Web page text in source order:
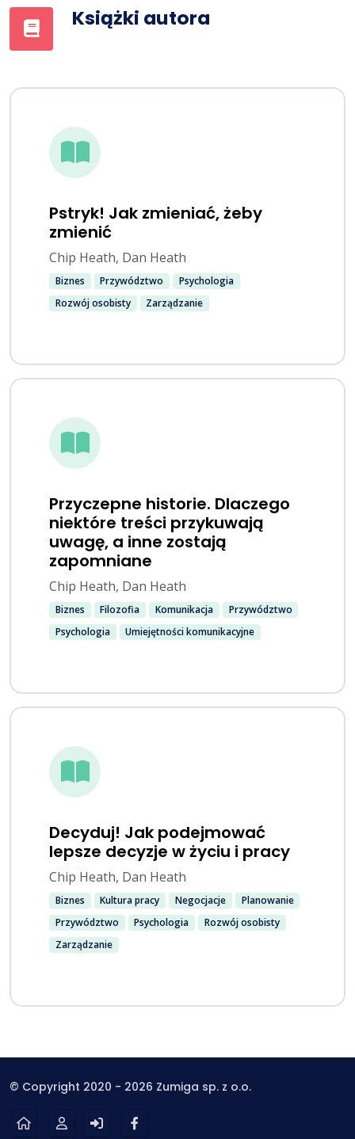
Książki autora
Pstryk! Jak zmieniać, żeby
zmienić
Chip Heath, Dan Heath
Biznes Przywództwo
Psychologia
Rozwój osobisty
Zarządzanie
Przyczepne historie. Dlaczego
niektóre treści przykuwają
uwagę, a inne zostają
zapomniane
Chip Heath, Dan Heath
Biznes Filozofia Komunikacja
Przywództwo
Psychologia
Umiejętności komunikacyjne
Decyduj! Jak podejmować
lepsze decyzje w życiu i pracy
Chip Heath, Dan Heath
Biznes Kultura pracy Negocjacje
Planowanie
Przywództwo
Psychologia
Rozwój osobisty
Zarządzanie
© Copyright 2020 - 2026 Zumiga sp. z o.o.